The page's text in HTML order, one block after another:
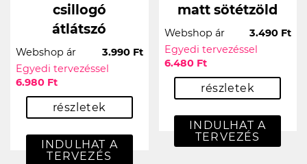
csillogó
átlátszó
Webshop ár
3.990 Ft
Egyedi tervezéssel
6.980 Ft
részletek
INDULHAT A
TERVEZÉS
matt sötétzöld
Webshop ár
3.490 Ft
Egyedi tervezéssel
6.480 Ft
részletek
INDULHAT A
TERVEZÉS